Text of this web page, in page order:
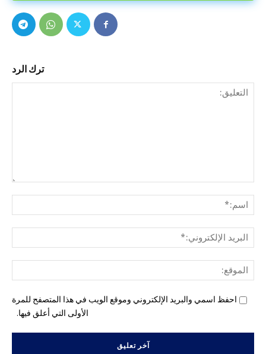
ترك الرد
احفظ اسمي والبريد الإلكتروني وموقع الويب في هذا المتصفح للمرة
الأولى التي أعلق فيها.